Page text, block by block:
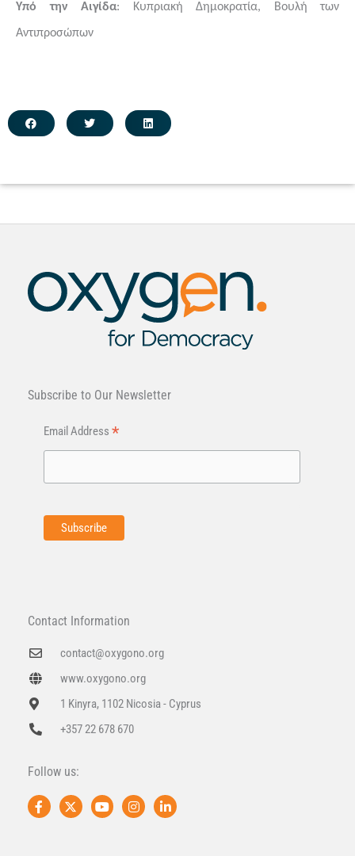
Υπό την Αιγίδα: Κυπριακή Δημοκρατία, Βουλή των
Αντιπροσώπων
Subscribe to Our Newsletter
Email Address *
Contact Information
contact@oxygono.org
www.oxygono.org
1 Kinyra, 1102 Nicosia - Cyprus
+357 22 678 670
Follow us:
F
a
X
-
Y
o
I
n
L
i